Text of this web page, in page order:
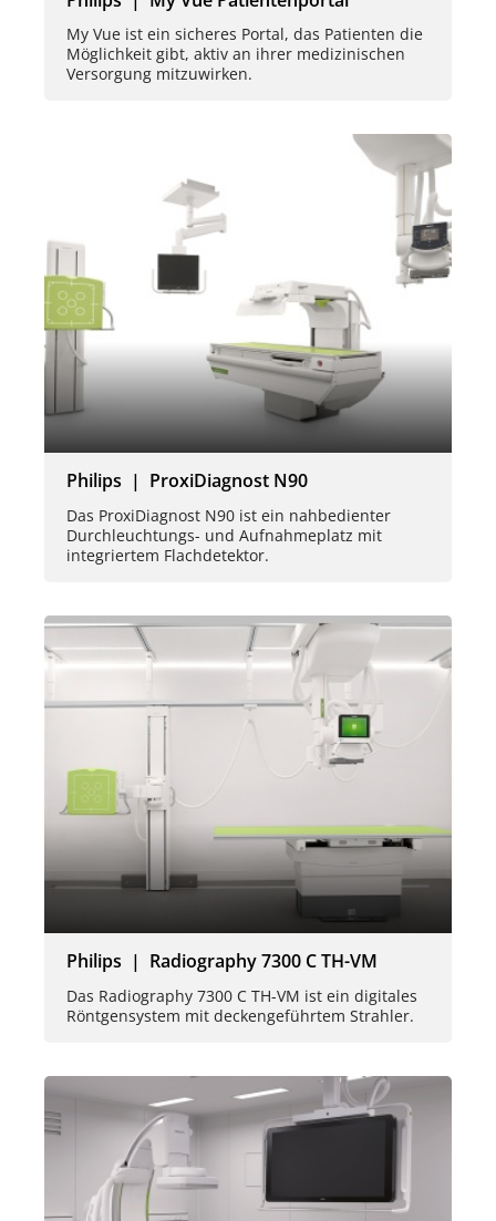
My Vue ist ein sicheres Portal, das Patienten die
Möglichkeit gibt, aktiv an ihrer medizinischen
Versorgung mitzuwirken.
Philips | ProxiDiagnost N90
Das ProxiDiagnost N90 ist ein nahbedienter
Durchleuchtungs- und Aufnahmeplatz mit
integriertem Flachdetektor.
Philips | Radiography 7300 C TH-VM
Das Radiography 7300 C TH-VM ist ein digitales
Röntgensystem mit deckengeführtem Strahler.